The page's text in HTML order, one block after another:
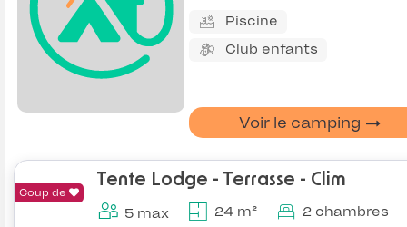
Piscine
Club enfants
Voir le camping
Coup de
Tente Lodge - Terrasse - Clim
5 max 24 m² 2 chambres